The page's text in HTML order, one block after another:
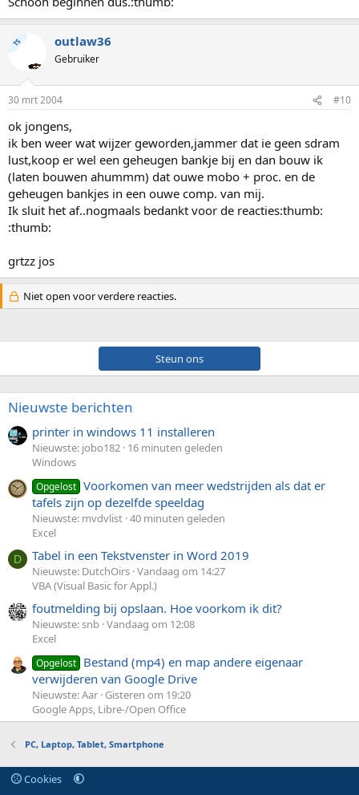
TS outlaw36
Gebruiker
30 mrt 2004 #10
ok jongens,
ik ben weer wat wijzer geworden,jammer dat ie geen sdram
lust,koop er wel een geheugen bankje bij en dan bouw ik
(laten bouwen ahummm) dat ouwe mobo + proc. en de
geheugen bankjes in een ouwe comp. van mij.
Ik sluit het af..nogmaals bedankt voor de reacties:thumb:
:thumb:
grtzz jos
Niet open voor verdere reacties.
Steun ons
Nieuwste berichten
printer in windows 11 installeren
Nieuwste: jobo182 16 minuten geleden
Windows
Opgelost Voorkomen van meer wedstrijden als dat er
tafels zijn op dezelfde speeldag
Nieuwste: mvdvlist 40 minuten geleden
Excel
D Tabel in een Tekstvenster in Word 2019
Nieuwste: DutchOirs Vandaag om 14:27
VBA (Visual Basic for Appl.)
foutmelding bij opslaan. Hoe voorkom ik dit?
Nieuwste: snb Vandaag om 12:08
Excel
Opgelost Bestand (mp4) en map andere eigenaar
verwijderen van Google Drive
Nieuwste: Aar Gisteren om 19:20
Google Apps, Libre-/Open Office
PC, Laptop, Tablet, Smartphone
Cookies